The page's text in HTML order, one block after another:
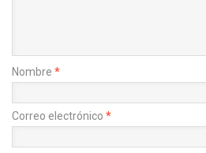
Nombre *
Correo electrónico *